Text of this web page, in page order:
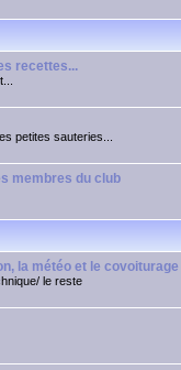
recettes...
petites sauteries...
membres du club
la météo et le covoiturage
le reste